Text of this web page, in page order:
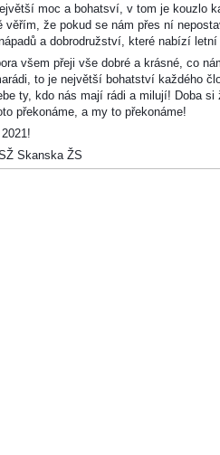
moc a bohatsví, v tom je kouzlo
věřím, že pokud se nám přes ní
a dobrodružství, které nabízí letní
všem přeji vše dobré a krásné, co
to je největší bohatství každého
ty, kdo nás mají rádi a milují! Doba
překonáme, a my to překonáme!
Skanska ŽS